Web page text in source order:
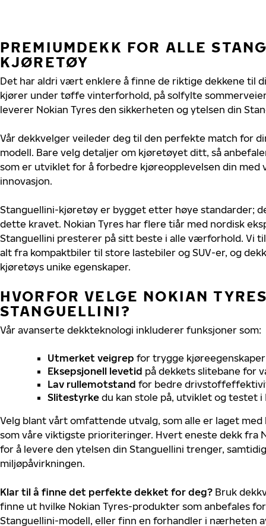
PREMIUMDEKK FOR ALLE
KJØRETØY
Det har aldri vært enklere å finne de riktige dekkene til
kjører under tøffe vinterforhold, på solfylte
leverer Nokian Tyres den sikkerheten og ytelsen din
Vår dekkvelger veileder deg til den perfekte match for
modell. Bare velg detaljer om kjøretøyet ditt, så
som er utviklet for å forbedre kjøreopplevelsen din med
innovasjon.
Stanguellini-kjøretøy er bygget etter høye standarder;
dette kravet. Nokian Tyres har flere tiår med nordisk
Stanguellini presterer på sitt beste i alle værforhold. Vi
alt fra kompaktbiler til store lastebiler og SUV-er, og
kjøretøys unike egenskaper.
HVORFOR VELGE NOKIAN
STANGUELLINI?
Vår avanserte dekkteknologi inkluderer funksjoner som:
Utmerket veigrep for trygge
Eksepsjonell levetid på dekkets slitebane for
Lav rullemotstand for bedre
Slitestyrke du kan stole på, utviklet og testet i
Velg blant vårt omfattende utvalg, som alle er laget
som våre viktigste prioriteringer. Hvert eneste dekk fra
for å levere den ytelsen din Stanguellini trenger,
miljøpåvirkningen.
Klar til å finne det perfekte dekket for deg? Bruk
finne ut hvilke Nokian Tyres-produkter som anbefales
Stanguellini-modell, eller finn en forhandler i nærheten